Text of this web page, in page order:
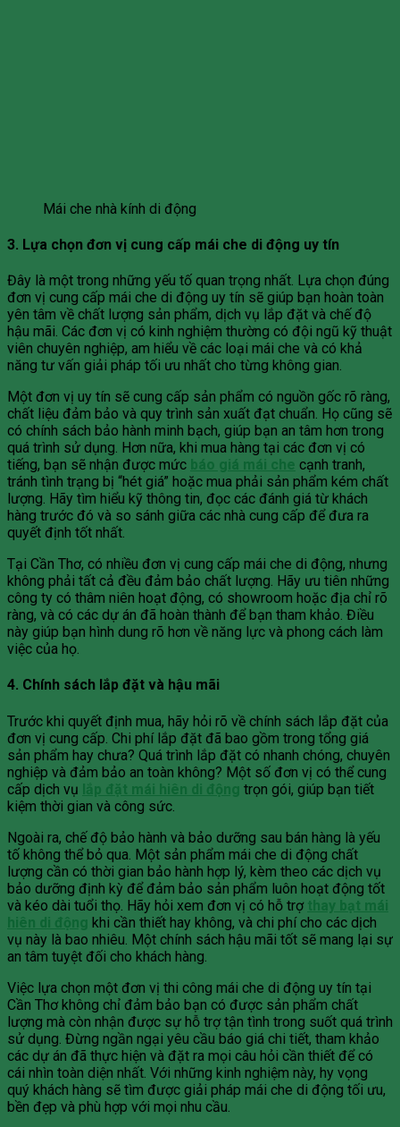
Mái che nhà kính di động
3. Lựa chọn đơn vị cung cấp mái che di động uy tín
Đây là một trong những yếu tố quan trọng nhất. Lựa chọn đúng
đơn vị cung cấp mái che di động uy tín sẽ giúp bạn hoàn toàn
yên tâm về chất lượng sản phẩm, dịch vụ lắp đặt và chế độ
hậu mãi. Các đơn vị có kinh nghiệm thường có đội ngũ kỹ thuật
viên chuyên nghiệp, am hiểu về các loại mái che và có khả
năng tư vấn giải pháp tối ưu nhất cho từng không gian.
Một đơn vị uy tín sẽ cung cấp sản phẩm có nguồn gốc rõ ràng,
chất liệu đảm bảo và quy trình sản xuất đạt chuẩn. Họ cũng sẽ
có chính sách bảo hành minh bạch, giúp bạn an tâm hơn trong
quá trình sử dụng. Hơn nữa, khi mua hàng tại các đơn vị có
tiếng, bạn sẽ nhận được mức báo giá mái che cạnh tranh,
tránh tình trạng bị “hét giá” hoặc mua phải sản phẩm kém chất
lượng. Hãy tìm hiểu kỹ thông tin, đọc các đánh giá từ khách
hàng trước đó và so sánh giữa các nhà cung cấp để đưa ra
quyết định tốt nhất.
Tại Cần Thơ, có nhiều đơn vị cung cấp mái che di động, nhưng
không phải tất cả đều đảm bảo chất lượng. Hãy ưu tiên những
công ty có thâm niên hoạt động, có showroom hoặc địa chỉ rõ
ràng, và có các dự án đã hoàn thành để bạn tham khảo. Điều
này giúp bạn hình dung rõ hơn về năng lực và phong cách làm
việc của họ.
4. Chính sách lắp đặt và hậu mãi
Trước khi quyết định mua, hãy hỏi rõ về chính sách lắp đặt của
đơn vị cung cấp. Chi phí lắp đặt đã bao gồm trong tổng giá
sản phẩm hay chưa? Quá trình lắp đặt có nhanh chóng, chuyên
nghiệp và đảm bảo an toàn không? Một số đơn vị có thể cung
cấp dịch vụ lắp đặt mái hiên di động trọn gói, giúp bạn tiết
kiệm thời gian và công sức.
Ngoài ra, chế độ bảo hành và bảo dưỡng sau bán hàng là yếu
tố không thể bỏ qua. Một sản phẩm mái che di động chất
lượng cần có thời gian bảo hành hợp lý, kèm theo các dịch vụ
bảo dưỡng định kỳ để đảm bảo sản phẩm luôn hoạt động tốt
và kéo dài tuổi thọ. Hãy hỏi xem đơn vị có hỗ trợ thay bạt mái
hiên di động khi cần thiết hay không, và chi phí cho các dịch
vụ này là bao nhiêu. Một chính sách hậu mãi tốt sẽ mang lại sự
an tâm tuyệt đối cho khách hàng.
Việc lựa chọn một đơn vị thi công mái che di động uy tín tại
Cần Thơ không chỉ đảm bảo bạn có được sản phẩm chất
lượng mà còn nhận được sự hỗ trợ tận tình trong suốt quá trình
sử dụng. Đừng ngần ngại yêu cầu báo giá chi tiết, tham khảo
các dự án đã thực hiện và đặt ra mọi câu hỏi cần thiết để có
cái nhìn toàn diện nhất. Với những kinh nghiệm này, hy vọng
quý khách hàng sẽ tìm được giải pháp mái che di động tối ưu,
bền đẹp và phù hợp với mọi nhu cầu.